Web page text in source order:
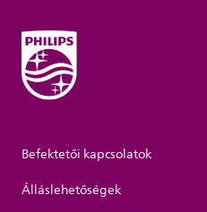
Befektetői kapcsolatok
Álláslehetőségek